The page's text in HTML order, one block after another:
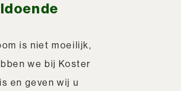
is niet moeilijk,
we bij Koster
en geven wij u